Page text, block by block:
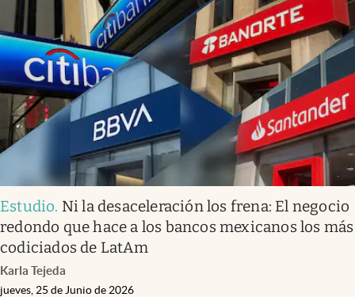
Estudio. Ni la desaceleración los frena: El negocio
redondo que hace a los bancos mexicanos los más
codiciados de LatAm
Karla Tejeda
jueves, 25 de Junio de 2026